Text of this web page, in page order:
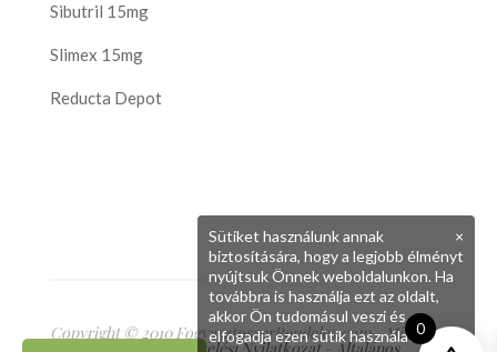
Sibutril 15mg
Slimex 15mg
Reducta Depot
Copyright © 2010 FogyasztoszerRendeles.com - Minden
0
×
Sütiket használunk annak
biztosítására, hogy a legjobb élményt
nyújtsuk Önnek weboldalunkon. Ha
továbbra is használja ezt az oldalt,
akkor Ön tudomásul veszi és
elfogadja ezen sütik használatát.